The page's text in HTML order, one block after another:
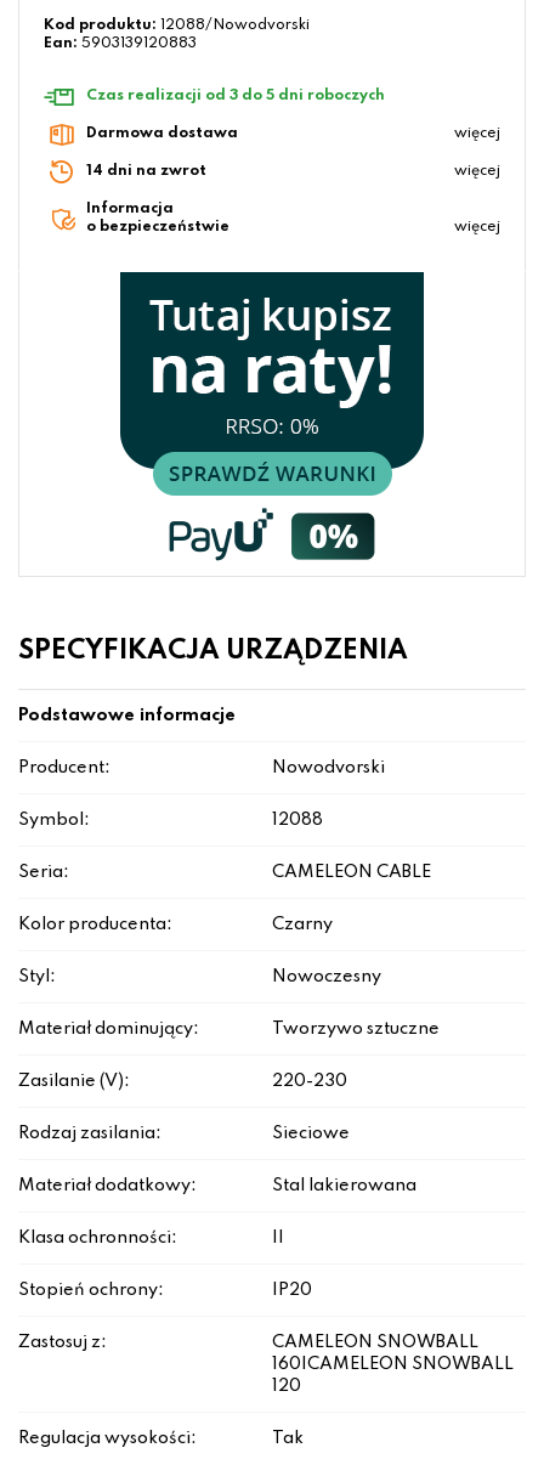
Kod produktu:
12088/Nowodvorski
Ean: 5903139120883
Czas realizacji od 3 do 5 dni roboczych
Darmowa dostawa więcej
14 dni na zwrot więcej
Informacja
o bezpieczeństwie
więcej
SPECYFIKACJA URZĄDZENIA
Podstawowe informacje
Producent: Nowodvorski
Symbol: 12088
Seria: CAMELEON CABLE
Kolor producenta: Czarny
Styl: Nowoczesny
Materiał dominujący: Tworzywo sztuczne
Zasilanie (V): 220-230
Rodzaj zasilania: Sieciowe
Materiał dodatkowy: Stal lakierowana
Klasa ochronności:
Stopień ochrony: IP20
Zastosuj z:
CAMELEON SNOWBALL
160|CAMELEON SNOWBALL
120
Regulacja wysokości: Tak